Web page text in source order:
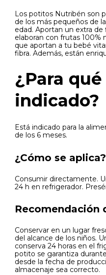
Los potitos Nutribén son
de los más pequeños de
edad. Aportan un extra de
elaboran con frutas 100%
que aportan a tu bebé
fibra. Además, están
¿Para
indicado?
Está indicado para la
de los 6 meses.
¿Cómo se aplica?
Consumir directamente.
24 h en refrigerador.
Recomendación
Conservar en un lugar
del alcance de los niños.
conserva 24 horas en el
potito se garantiza
desde la fecha de
almacenaje sea correcto.